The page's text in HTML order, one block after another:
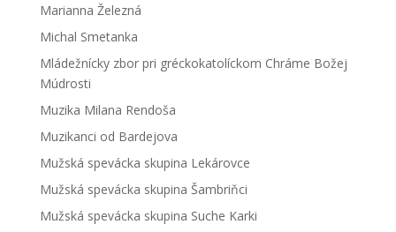
Marianna Železná
Michal Smetanka
Mládežnícky zbor pri gréckokatolíckom Chráme Božej
Múdrosti
Muzika Milana Rendoša
Muzikanci od Bardejova
Mužská spevácka skupina Lekárovce
Mužská spevácka skupina Šambriňci
Mužská spevácka skupina Suche Karki